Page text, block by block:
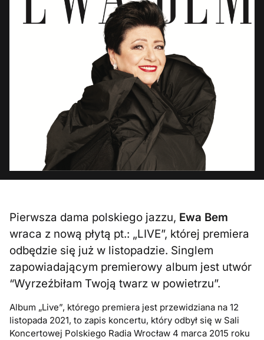
Pierwsza dama polskiego jazzu, Ewa Bem
wraca z nową płytą pt.: „LIVE”, której premiera
odbędzie się już w listopadzie. Singlem
zapowiadającym premierowy album jest utwór
“Wyrzeźbiłam Twoją twarz w powietrzu”.
Album „Live”, którego premiera jest przewidziana na 12
listopada 2021, to zapis koncertu, który odbył się w Sali
Koncertowej Polskiego Radia Wrocław 4 marca 2015 roku